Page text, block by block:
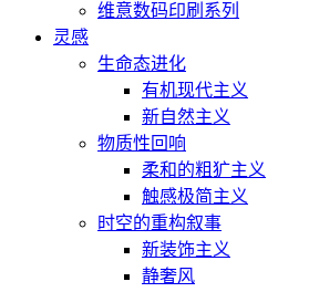
维意数码印刷系列
灵感
生命态进化
有机现代主义
新自然主义
物质性回响
柔和的粗犷主义
触感极简主义
时空的重构叙事
新装饰主义
静奢风